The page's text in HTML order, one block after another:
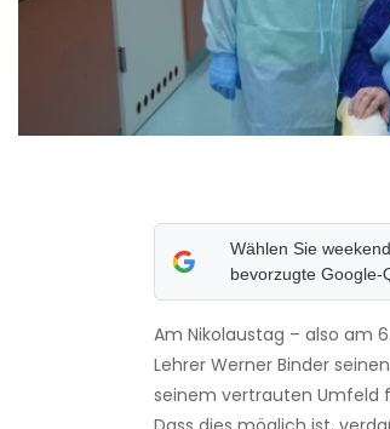
Wählen Sie
bevorzugte Google-
Am Nikolaustag – also am
Lehrer Werner Binder
seinem vertrauten Umfeld